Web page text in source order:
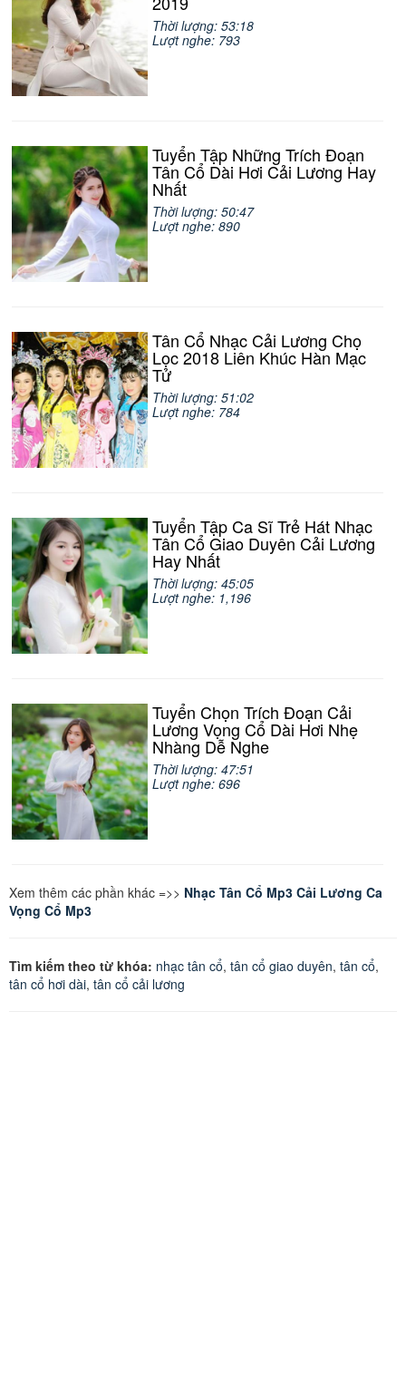
Thời lượng: 53:18
Lượt nghe: 793
Tuyển Tập Những Trích Đoạn
Tân Cổ Dài Hơi Cải Lương Hay
Nhất
Thời lượng: 50:47
Lượt nghe: 890
Tân Cổ Nhạc Cải Lương Chọ
Lọc 2018 Liên Khúc Hàn Mạc
Tử
Thời lượng: 51:02
Lượt nghe: 784
Tuyển Tập Ca Sĩ Trẻ Hát Nhạc
Tân Cổ Giao Duyên Cải Lương
Hay Nhất
Thời lượng: 45:05
Lượt nghe: 1,196
Tuyển Chọn Trích Đoạn Cải
Lương Vọng Cổ Dài Hơi Nhẹ
Nhàng Dễ Nghe
Thời lượng: 47:51
Lượt nghe: 696
Xem thêm các phần khác =>> Nhạc Tân Cổ Mp3 Cải Lương Ca
Vọng Cổ Mp3
Tìm kiếm theo từ khóa: nhạc tân cổ, tân cổ giao duyên, tân cổ,
tân cổ hơi dài, tân cổ cải lương